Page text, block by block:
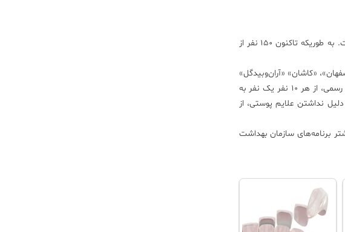
این روز‌ها با افزایش تعداد مبتلایان، زنگ خطر این بیماری در کشور بویژه مناطق مرکزی و گرمسیر به صدا در آمده است. به طوریکه تاکنون ۱۵۰ نفر از
«کاشان» «آران‌وبیدگل»
و مناطق جنوبی کویر نمک ایران هم بعد از ۵۰ سال سونامی سالک به راه افتاده است. به طوریکه بر اساس آمارهای غیر رسمی، از هر ۱۰ نفر یک نفر به
هستند، اما به دلیل نداشتن علایم پوستی، از
برنامه‌های سازمان بهداشت